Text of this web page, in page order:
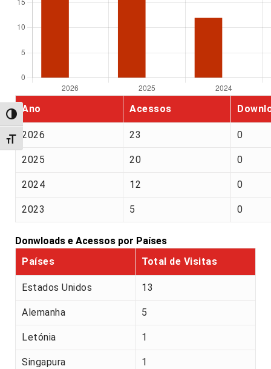
Alternar alto contraste
Alternar tamanho da fonte
Ano Acessos
2026 23 0
2025 20 0
2024 12 0
2023 5 0
Donwloads e Acessos por Países
Países
Total de Visitas
Estados Unidos 13
Alemanha 5
Letónia 1
Singapura 1